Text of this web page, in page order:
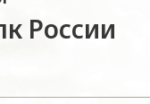
России